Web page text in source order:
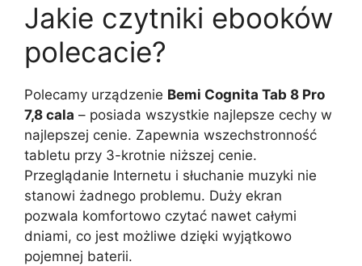
Jakie czytniki ebooków
polecacie?
Polecamy urządzenie Bemi Cognita Tab 8 Pro
7,8 cala – posiada wszystkie najlepsze cechy w
najlepszej cenie. Zapewnia wszechstronność
tabletu przy 3-krotnie niższej cenie.
Przeglądanie Internetu i słuchanie muzyki nie
stanowi żadnego problemu. Duży ekran
pozwala komfortowo czytać nawet całymi
dniami, co jest możliwe dzięki wyjątkowo
pojemnej baterii.